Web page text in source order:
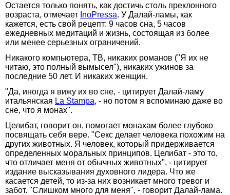
Остается только понять, как достичь столь преклонного
возраста, отмечает InoPressa. У Далай-ламы, как
кажется, есть свой рецепт: 9 часов сна, 5 часов
ежедневных медитаций и жизнь, состоящая из более
или менее серьезных ограничений.
Никакого компьютера, ТВ, никаких романов ("Я их не
читаю, это полный вымысел"), никаких ужинов за
последние 50 лет. И никаких женщин.
"Да, иногда я вижу их во сне, - цитирует Далай-ламу
итальянская La Stampa, - но потом я вспоминаю даже во
сне, что я монах".
Целибат, говорит он, помогает монахам более глубоко
посвящать себя вере. "Секс делает человека похожим на
других животных. Я человек, который придерживается
определенных моральных принципов. Целибат - это то,
что отличает меня от обычных животных", - цитирует
издание высказывания духовного лидера. Что же
касается детей, то из-за них возникает много тревог и
забот. "Слишком много для меня", - говорит Далай-лама.